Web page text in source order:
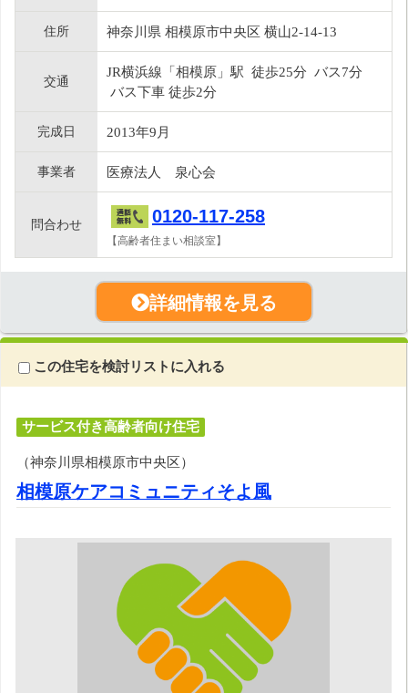
住所 神奈川県 相模原市中央区 横山2-14-13
交通
JR横浜線「相模原」駅 徒歩25分 バス7分
バス下車 徒歩2分
完成日 2013年9月
事業者 医療法人 泉心会
問合わせ 0120-117-258
【高齢者住まい相談室】
詳細情報を見る
この住宅を検討リストに入れる
サービス付き高齢者向け住宅
（神奈川県相模原市中央区）
相模原ケアコミュニティそよ風